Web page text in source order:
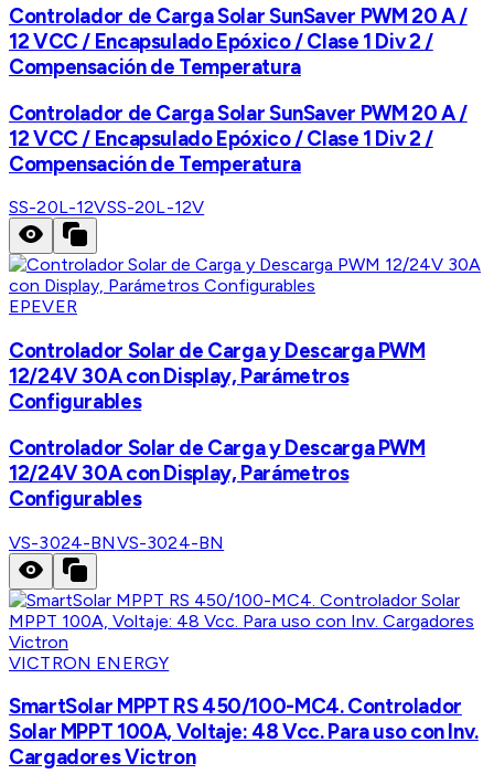
Controlador de Carga Solar SunSaver PWM 20 A /
12 VCC / Encapsulado Epóxico / Clase 1 Div 2 /
Compensación de Temperatura
Controlador de Carga Solar SunSaver PWM 20 A /
12 VCC / Encapsulado Epóxico / Clase 1 Div 2 /
Compensación de Temperatura
SS-20L-12VSS-20L-12V
EPEVER
Controlador Solar de Carga y Descarga PWM
12/24V 30A con Display, Parámetros
Configurables
Controlador Solar de Carga y Descarga PWM
12/24V 30A con Display, Parámetros
Configurables
VS-3024-BNVS-3024-BN
VICTRON ENERGY
SmartSolar MPPT RS 450/100-MC4. Controlador
Solar MPPT 100A, Voltaje: 48 Vcc. Para uso con Inv.
Cargadores Victron